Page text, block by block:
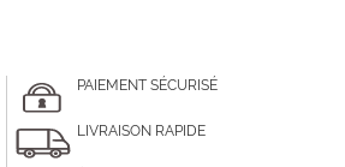
PAIEMENT SÉCURISÉ
LIVRAISON RAPIDE